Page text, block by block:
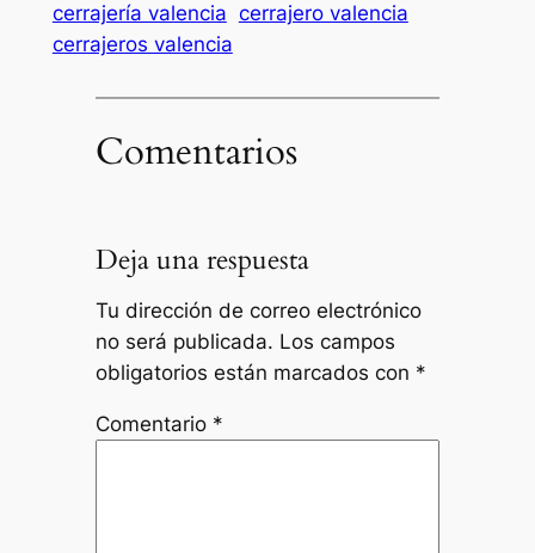
cerrajería valencia cerrajero valencia
cerrajeros valencia
Comentarios
Deja una respuesta
Tu dirección de correo electrónico
no será publicada. Los campos
obligatorios están marcados con *
Comentario *